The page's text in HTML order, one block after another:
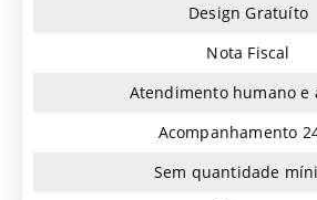
Design Gratuíto
Nota Fiscal
Atendimento humano e
Acompanhamento
Sem quantidade